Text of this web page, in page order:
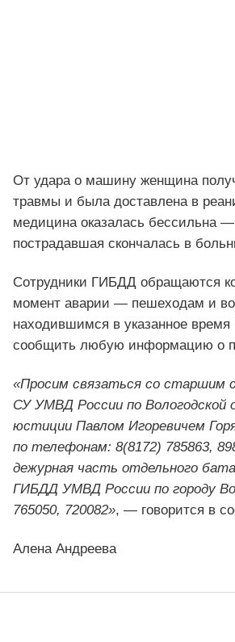
От удара о машину женщина
травмы и была доставлена в
медицина оказалась бессильна —
пострадавшая скончалась в
Сотрудники ГИБДД обращаются
момент аварии — пешеходам и
находившимся в указанное
сообщить любую информацию о
«Просим связаться со старшим
СУ УМВД России по Вологодской
юстиции Павлом Игоревичем
по телефонам: 8(8172) 785863,
дежурная часть отдельного
ГИБДД УМВД России по городу
765050, 720082», — говорится в
Алена Андреева